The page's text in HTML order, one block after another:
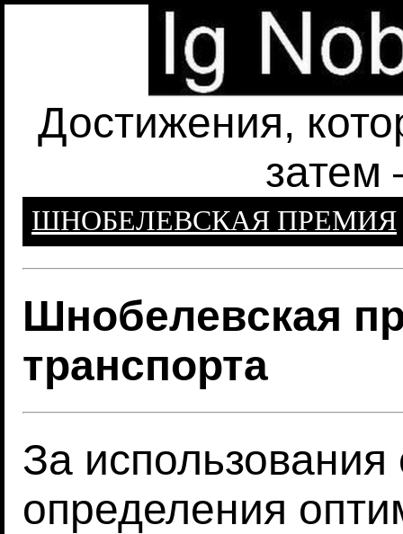
Достижения,
затем
ШНОБЕЛЕВСКАЯ ПРЕМИЯ
Шнобелевская
транспорта
За использования
определения